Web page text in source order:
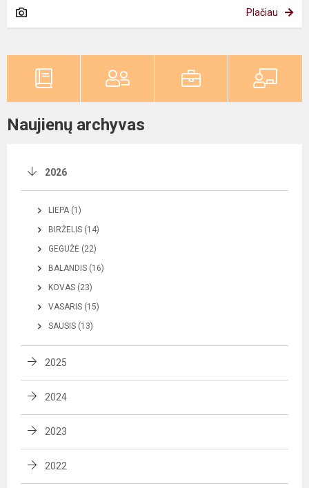
Plačiau
Naujienų archyvas
2026
LIEPA (1)
BIRŽELIS (14)
GEGUŽĖ (22)
BALANDIS (16)
KOVAS (23)
VASARIS (15)
SAUSIS (13)
2025
2024
2023
2022